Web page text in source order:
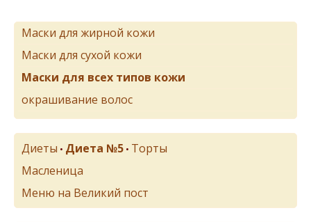
Маски для жирной кожи
Маски для сухой кожи
Маски для всех типов кожи
окрашивание волос
Диеты • Диета №5 • Торты
Масленица
Меню на Великий пост